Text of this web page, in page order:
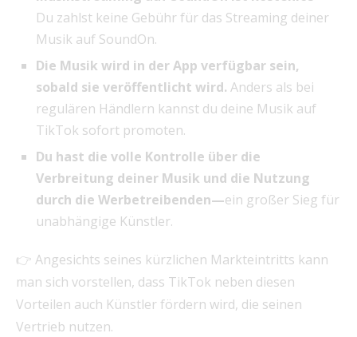
Du zahlst keine Gebühr für das Streaming deiner
Musik auf SoundOn.
Die Musik wird in der App verfügbar sein,
sobald sie veröffentlicht wird. Anders als bei
regulären Händlern kannst du deine Musik auf
TikTok sofort promoten.
Du hast die volle Kontrolle über die
Verbreitung deiner Musik und die Nutzung
durch die Werbetreibenden—ein großer Sieg für
unabhängige Künstler.
👉 Angesichts seines kürzlichen Markteintritts kann
man sich vorstellen, dass TikTok neben diesen
Vorteilen auch Künstler fördern wird, die seinen
Vertrieb nutzen.